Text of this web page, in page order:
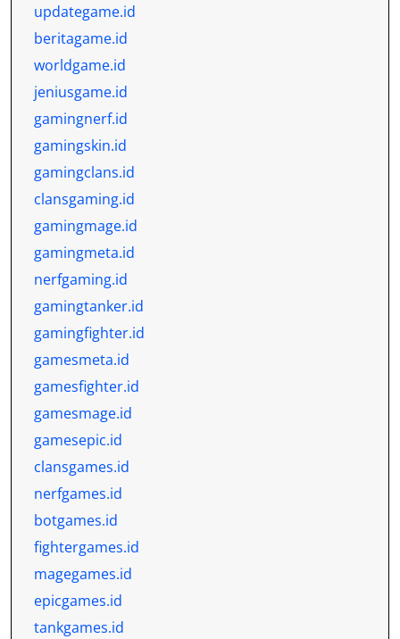
updategame.id
beritagame.id
worldgame.id
jeniusgame.id
gamingnerf.id
gamingskin.id
gamingclans.id
clansgaming.id
gamingmage.id
gamingmeta.id
nerfgaming.id
gamingtanker.id
gamingfighter.id
gamesmeta.id
gamesfighter.id
gamesmage.id
gamesepic.id
clansgames.id
nerfgames.id
botgames.id
fightergames.id
magegames.id
epicgames.id
tankgames.id